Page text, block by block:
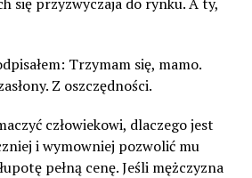
Trzymam się, mamo.
Z oszczędności.
człowiekowi, dlaczego jest
i wymowniej pozwolić mu
pełną cenę. Jeśli mężczyzna